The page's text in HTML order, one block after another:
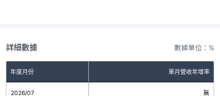
詳細數據 數據單位：%
年度月份 單月營收年增率
2026/07 無